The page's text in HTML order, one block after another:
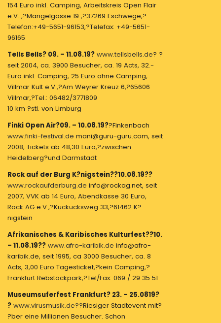
154 Euro inkl. Camping, Arbeitskreis Open Flair
e.V. ,?Mangelgasse 19 ,?37269 Eschwege,?
Telefon:+49-5651-96153,?Telefax: +49-5651-
96165
Tells Bells? 09. – 11.08.19? www.tellsbells.de? ?
seit 2004, ca. 3900 Besucher, ca. 19 Acts, 32.-
Euro inkl. Camping, 25 Euro ohne Camping,
Villmar Kult e.V.,?Am Weyrer Kreuz 6,?65606
Villmar,?Tel.: 06482/3771809
10 km ?stl. von Limburg
Finki Open Air?09. – 10.08.19??Finkenbach
www.finki-festival.de mani@guru-guru.com, seit
2008, Tickets ab 48,30 Euro,?zwischen
Heidelberg?und Darmstadt
Rock auf der Burg K?nigstein??10.08.19??
www.rockaufderburg.de info@rockag.net, seit
2007, VVK ab 14 Euro, Abendkasse 30 Euro,
Rock AG e.V.,?Kuckucksweg 33,?61462 K?
nigstein
Afrikanisches & Karibisches Kulturfest??10.
– 11.08.19?? www.afro-karibik.de info@afro-
karibik.de, seit 1995, ca 3000 Besucher, ca. 8
Acts, 3,00 Euro Tagesticket,?kein Camping,?
Frankfurt Rebstockpark,?Tel/Fax: 069 / 29 35 51
Museumsuferfest Frankfurt? 23. – 25.0819?
? www.virusmusik.de??Riesiger Stadtevent mit?
?ber eine Millionen Besucher. Schon